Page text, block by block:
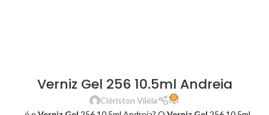
Verniz Gel 256 10.5ml Andreia
Clériston Viléla 0